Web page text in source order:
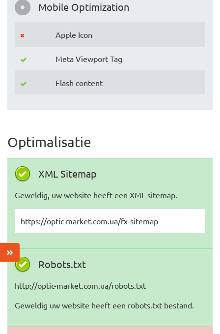
Mobile Optimization
Apple Icon
Meta Viewport Tag
Flash content
Optimalisatie
XML Sitemap
Geweldig, uw website heeft een XML sitemap.
https://optic-market.com.ua/fx-sitemap
Robots.txt
http://optic-market.com.ua/robots.txt
Geweldig uw website heeft een robots.txt bestand.